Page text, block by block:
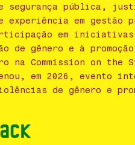
segurança pública,
em gestão
em
de gênero e à
na Commission on the
em 2026, evento
de gênero e